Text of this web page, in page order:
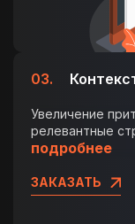
03.
Увеличение
релевантные
подробнее
ЗАКАЗАТЬ